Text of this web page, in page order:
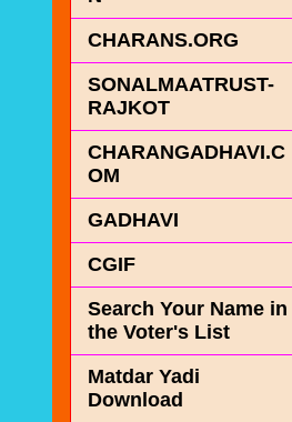
CHARANS.ORG
SONALMAATRUST-
RAJKOT
CHARANGADHAVI.C
OM
GADHAVI
CGIF
Search Your Name in
the Voter's List
Matdar Yadi
Download